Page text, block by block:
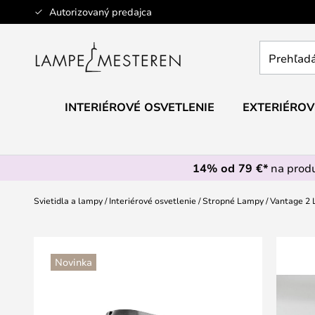
Autorizovaný predajca
Skip
to
obchod
INTERIÉROVÉ OSVETLENIE
14% od 79 €* na
Svietidla a lampy Interiérové osvetlenie Stropné Lampy Vantage 2
Novinka